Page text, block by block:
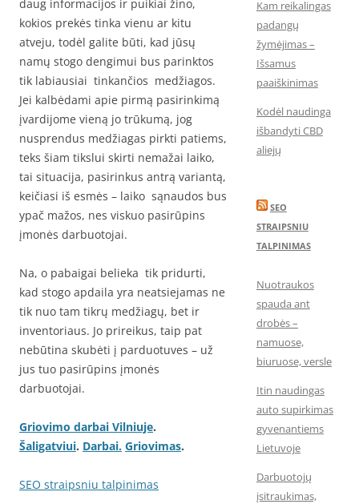
daug informacijos ir puikiai žino,
kokios prekės tinka vienu ar kitu
atveju, todėl galite būti, kad jūsų
namų stogo dengimui bus parinktos
tik labiausiai tinkančios medžiagos.
Jei kalbėdami apie pirmą pasirinkimą
įvardijome vieną jo trūkumą, jog
nusprendus medžiagas pirkti patiems,
teks šiam tikslui skirti nemažai laiko,
tai situacija, pasirinkus antrą variantą,
keičiasi iš esmės – laiko sąnaudos bus
ypač mažos, nes viskuo pasirūpins
įmonės darbuotojai.
Na, o pabaigai belieka tik pridurti,
kad stogo apdaila yra neatsiejamas ne
tik nuo tam tikrų medžiagų, bet ir
inventoriaus. Jo prireikus, taip pat
nebūtina skubėti į parduotuves – už
jus tuo pasirūpins įmonės
darbuotojai.
Griovimo darbai Vilniuje.
Šaligatviui. Darbai. Griovimas.
SEO straipsniu talpinimas
Kam reikalingas
padangų
žymėjimas –
Išsamus
paaiškinimas
Kodėl naudinga
išbandyti CBD
aliejų
SEO
STRAIPSNIU
TALPINIMAS
Nuotraukos
spauda ant
drobės –
namuose,
biuruose, versle
Itin naudingas
auto supirkimas
gyvenantiems
Lietuvoje
Darbuotojų
įsitraukimas,